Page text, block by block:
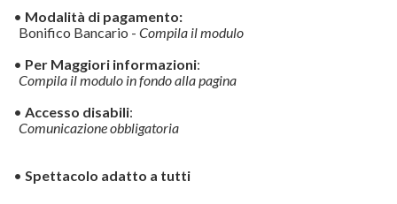
• Modalità di pagamento:
Bonifico Bancario - Compila il modulo
• Per Maggiori informazioni:
Compila il modulo in fondo alla pagina
• Accesso disabili:
Comunicazione obbligatoria
• Spettacolo adatto a tutti